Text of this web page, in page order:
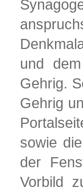
und
Gehrig.
Gehrig
sowie
der
Vorbild